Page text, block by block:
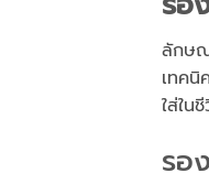
ลักษณ
เทคนิ
ใส่ใน
รอ